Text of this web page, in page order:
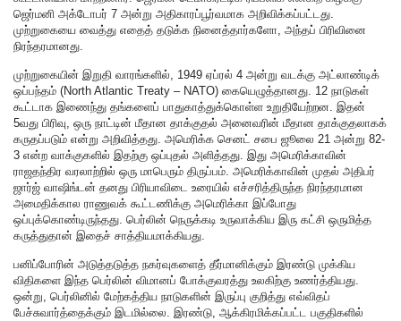
ஜெர்மனி அக்டோபர் 7 அன்று அதிகாரப்பூர்வமாக அறிவிக்கப்பட்டது.
முற்றுகையை வைத்து எதைத் தடுக்க நினைத்தார்களோ, அந்தப் பிரிவினை
நிரந்தரமானது.
முற்றுகையின் இறுதி வாரங்களில், 1949 ஏப்ரல் 4 அன்று வடக்கு அட்லாண்டிக்
ஒப்பந்தம் (North Atlantic Treaty – NATO) கையெழுத்தானது. 12 நாடுகள்
கூட்டாக இணைந்து தங்களைப் பாதுகாத்துக்கொள்ள உறுதியேற்றன. இதன்
5வது பிரிவு, ஒரு நாட்டின் மீதான தாக்குதல் அனைவரின் மீதான தாக்குதலாகக்
கருதப்படும் என்று அறிவித்தது. அமெரிக்க செனட் சபை ஜூலை 21 அன்று 82-
3 என்ற வாக்குகளில் இதற்கு ஒப்புதல் அளித்தது. இது அமெரிக்காவின்
ராஜதந்திர வரலாற்றில் ஒரு மாபெரும் திருப்பம். அமெரிக்காவின் முதல் அதிபர்
ஜார்ஜ் வாஷிங்டன் தனது பிரியாவிடை உரையில் எச்சரித்திருந்த நிரந்தரமான
அமைதிக்கால ராணுவக் கூட்டணிக்கு அமெரிக்கா இப்போது
ஒப்புக்கொண்டிருந்தது. பெர்லின் நெருக்கடி உருவாக்கிய இரு கட்சி ஒருமித்த
கருத்துதான் இதைச் சாத்தியமாக்கியது.
பனிப்போரின் அடுத்தடுத்த நகர்வுகளைத் தீர்மானிக்கும் இரண்டு முக்கிய
விதிகளை இந்த பெர்லின் விமானப் போக்குவரத்து உலகிற்கு உணர்த்தியது.
ஒன்று, பெர்லினில் மேற்கத்திய நாடுகளின் இருப்பு குறித்து எவ்விதப்
பேச்சுவார்த்தைக்கும் இடமில்லை. இரண்டு, ஆக்கிரமிக்கப்பட்ட பகுதிகளில்